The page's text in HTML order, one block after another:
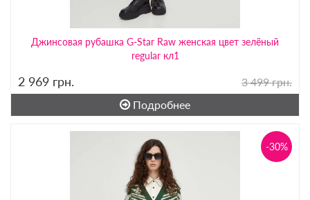
Джинсовая рубашка G-Star Raw женская цвет зелёный
regular кл1
2 969 грн.
3 499 грн.
Подробнее
-30%